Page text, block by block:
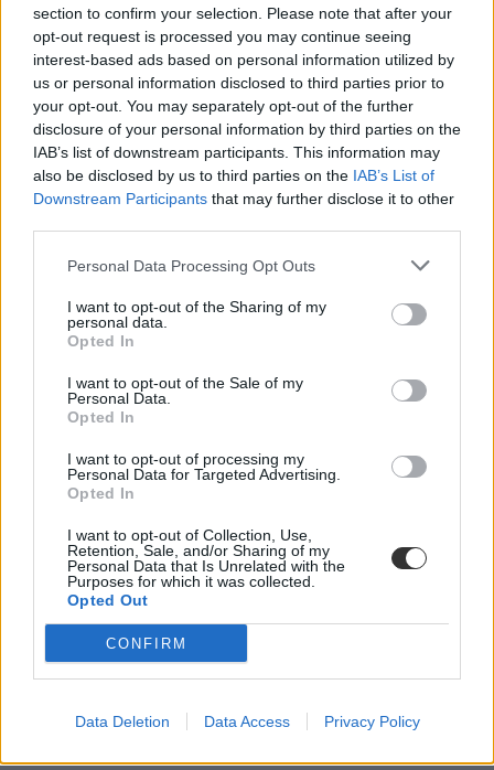
section to confirm your selection. Please note that after your
opt-out request is processed you may continue seeing
interest-based ads based on personal information utilized by
us or personal information disclosed to third parties prior to
your opt-out. You may separately opt-out of the further
disclosure of your personal information by third parties on the
IAB’s list of downstream participants. This information may
also be disclosed by us to third parties on the IAB’s List of
Downstream Participants that may further disclose it to other
Personal Data Processing Opt Outs
I want to opt-out of the Sharing of my
personal data.
Opted In
I want to opt-out of the Sale of my
Personal Data.
Opted In
I want to opt-out of processing my
Personal Data for Targeted Advertising.
Opted In
I want to opt-out of Collection, Use,
Retention, Sale, and/or Sharing of my
Personal Data that Is Unrelated with the
Purposes for which it was collected.
Opted Out
CONFIRM
Data Deletion Data Access Privacy Policy
„Az online írásbeli záróvizsgáknál korábban előforduló váratlan
informatikai problémák miatt a Debreceni Egyetem Általános
Orvostudományi Karának vezetése úgy döntött, hogy a zavartalan
lebonyolítás érdekében az intézmény hallgatói idén papíron töltik ki
a 180 kérdésből álló feladatsort.”
A Pécsi Tudományegyetem – az előző évekhez hasonlóan - szintén
a hagyományos, papíralapú módszert választja. A Szegedi
Tudományegyetem nem közölt részleteket, kérdéseinkkel az OZVB-
hez irányítottak, ám a bizottság cikkünk megjelenéséig nem reagált
megkeresésünkre. Válaszuk beérkezése után cikkünket frissítjük.